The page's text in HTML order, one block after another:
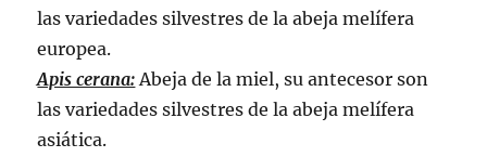
las variedades silvestres de la abeja melífera
europea.
Apis cerana: Abeja de la miel, su antecesor son
las variedades silvestres de la abeja melífera
asiática.